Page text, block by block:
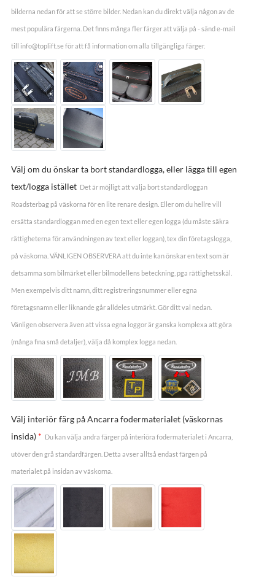
bilderna nedan för att se större bilder. Nedan kan du direkt välja någon av de
mest populära färgerna. Det finns många fler färger att välja på - sänd e-mail
till info@toplift.se för att få information om alla tillgängliga färger.
Välj om du önskar ta bort standardlogga, eller lägga till egen
text/logga istället Det är möjligt att välja bort standardloggan
Roadsterbag på väskorna för en lite renare design. Eller om du hellre vill
ersätta standardloggan med en egen text eller egen logga (du måste säkra
rättigheterna för användningen av text eller loggan), tex din företagslogga,
på väskorna. VÄNLIGEN OBSERVERA att du inte kan önskar en text som är
detsamma som bilmärket eller bilmodellens beteckning, pga rättighetsskäl.
Men exempelvis ditt namn, ditt registreringsnummer eller egna
företagsnamn eller liknande går alldeles utmärkt. Gör ditt val nedan.
Vänligen observera även att vissa egna loggor är ganska komplexa att göra
(många fina små detaljer), välja då komplex logga nedan.
Välj interiör färg på Ancarra fodermaterialet (väskornas
insida) * Du kan välja andra färger på interiöra fodermaterialet i Ancarra,
utöver den grå standardfärgen. Detta avser alltså endast färgen på
materialet på insidan av väskorna.